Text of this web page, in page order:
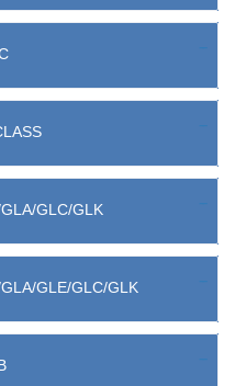
GLC/GLK
GLE/GLC/GLK